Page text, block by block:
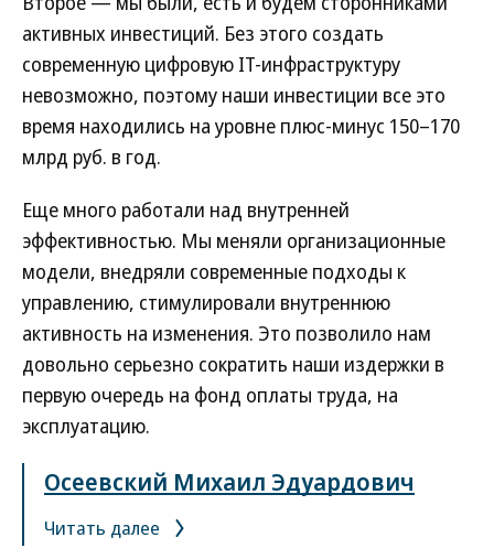
активных инвестиций. Без этого создать
современную цифровую IT-инфраструктуру
невозможно, поэтому наши инвестиции все это
время находились на уровне плюс-минус 150–170
млрд руб. в год.
Еще много работали над внутренней
эффективностью. Мы меняли организационные
модели, внедряли современные подходы к
управлению, стимулировали внутреннюю
активность на изменения. Это позволило нам
довольно серьезно сократить наши издержки в
первую очередь на фонд оплаты труда, на
эксплуатацию.
Осеевский Михаил Эдуардович
Читать далее